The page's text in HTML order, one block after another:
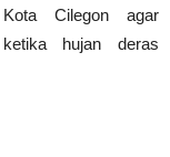
Kota Cilegonagar
hujan deras